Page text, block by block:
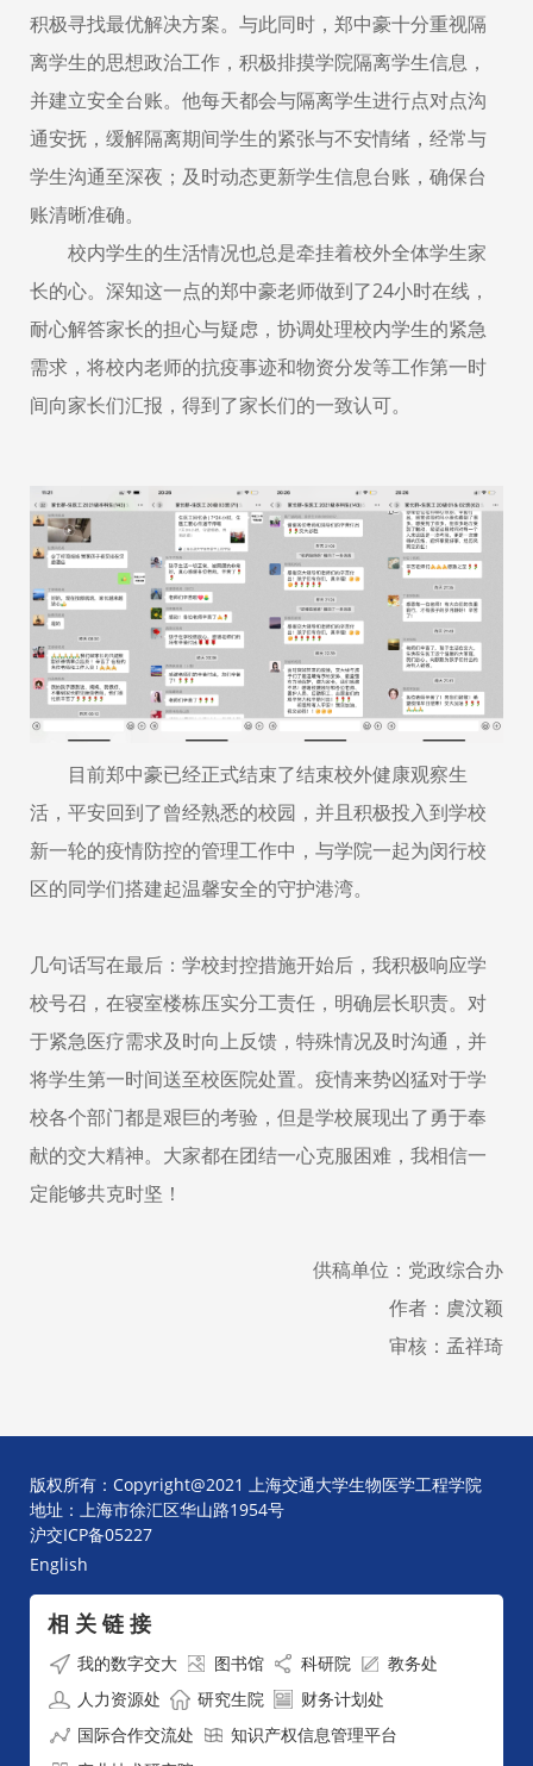
积极寻找最优解决方案。与此同时，郑中豪十分重视隔
离学生的思想政治工作，积极排摸学院隔离学生信息，
并建立安全台账。他每天都会与隔离学生进行点对点沟
通安抚，缓解隔离期间学生的紧张与不安情绪，经常与
学生沟通至深夜；及时动态更新学生信息台账，确保台
账清晰准确。
校内学生的生活情况也总是牵挂着校外全体学生家
长的心。深知这一点的郑中豪老师做到了24小时在线，
耐心解答家长的担心与疑虑，协调处理校内学生的紧急
需求，将校内老师的抗疫事迹和物资分发等工作第一时
间向家长们汇报，得到了家长们的一致认可。
目前郑中豪已经正式结束了结束校外健康观察生
活，平安回到了曾经熟悉的校园，并且积极投入到学校
新一轮的疫情防控的管理工作中，与学院一起为闵行校
区的同学们搭建起温馨安全的守护港湾。
几句话写在最后：学校封控措施开始后，我积极响应学
校号召，在寝室楼栋压实分工责任，明确层长职责。对
于紧急医疗需求及时向上反馈，特殊情况及时沟通，并
将学生第一时间送至校医院处置。疫情来势凶猛对于学
校各个部门都是艰巨的考验，但是学校展现出了勇于奉
献的交大精神。大家都在团结一心克服困难，我相信一
定能够共克时坚！
供稿单位：党政综合办
作者：虞汶颖
审核：孟祥琦
版权所有：Copyright@2021 上海交通大学生物医学工程学院
地址：上海市徐汇区华山路1954号
沪交ICP备05227
English
相 关 链 接
我的数字交大 图书馆 科研院
教务处
人力资源处
研究生院
财务计划处
国际合作交流处
知识产权信息管理平台